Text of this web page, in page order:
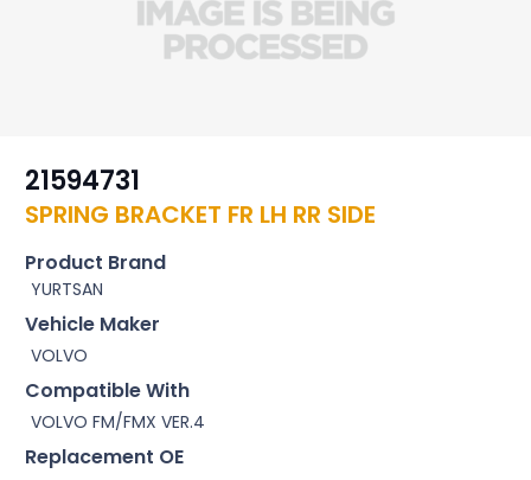
21594731
SPRING BRACKET FR LH RR SIDE
Product Brand
YURTSAN
Vehicle Maker
VOLVO
Compatible With
VOLVO FM/FMX VER.4
Replacement OE